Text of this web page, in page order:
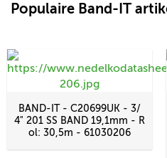
Populaire Band-IT
BAND-IT - C20699UK - 3/
4" 201 SS BAND 19,1mm - R
ol: 30,5m - 61030206